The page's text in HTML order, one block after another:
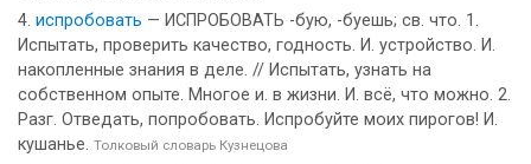
испробовать — ИСПРОБОВАТЬ -бую, -буешь; св. что. 1.
Испытать, проверить качество, годность. И. устройство. И.
накопленные знания в деле. // Испытать, узнать на
собственном опыте. Многое и. в жизни. И. всё, что можно. 2.
Разг. Отведать, попробовать. Испробуйте моих пирогов! И.
кушанье. Толковый словарь Кузнецова